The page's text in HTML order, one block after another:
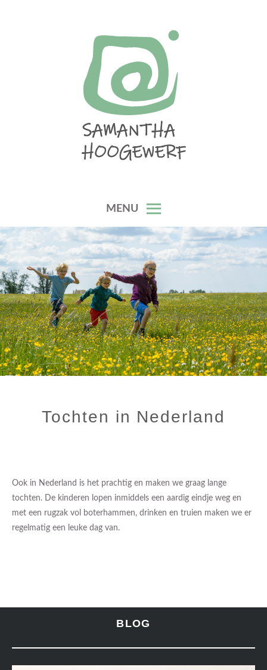
MENU
Tochten in Nederland
Ook in Nederland is het prachtig en maken we graag lange
tochten. De kinderen lopen inmiddels een aardig eindje weg en
met een rugzak vol boterhammen, drinken en truien maken we er
regelmatig een leuke dag van.
BLOG